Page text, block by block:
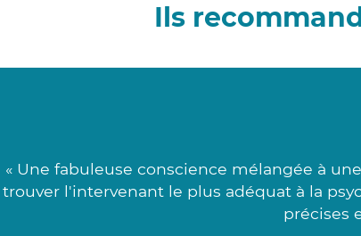
Ils
« Une fabuleuse conscience mélangée à
trouver l'intervenant le plus adéquat à la
précises